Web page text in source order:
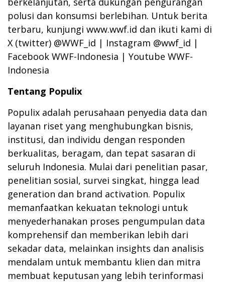
polusi dan konsumsi berlebihan. Untuk berita
terbaru, kunjungi www.wwf.id dan ikuti kami di
X (twitter) @WWF_id | Instagram @wwf_id |
Facebook WWF-Indonesia | Youtube WWF-
Indonesia
Tentang Populix
Populix adalah perusahaan penyedia data dan
layanan riset yang menghubungkan bisnis,
institusi, dan individu dengan responden
berkualitas, beragam, dan tepat sasaran di
seluruh Indonesia. Mulai dari penelitian pasar,
penelitian sosial, survei singkat, hingga lead
generation dan brand activation. Populix
memanfaatkan kekuatan teknologi untuk
menyederhanakan proses pengumpulan data
komprehensif dan memberikan lebih dari
sekadar data, melainkan insights dan analisis
mendalam untuk membantu klien dan mitra
membuat keputusan yang lebih terinformasi